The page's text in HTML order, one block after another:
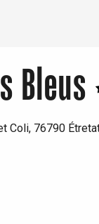
Bleus
Coli, 76790